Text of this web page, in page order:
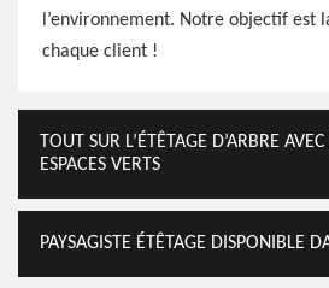
l’environnement. Notre objectif est
chaque client !
TOUT SUR L’ÉTÊTAGE D’ARBRE
ESPACES VERTS
PAYSAGISTE ÉTÊTAGE DISPONIBLE